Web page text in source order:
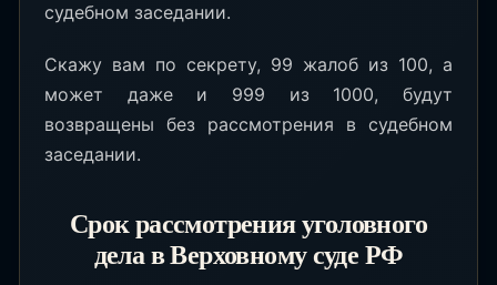
судебном заседании.
Скажу вам по секрету, 99 жалоб из 100, а
может даже и 999 из 1000, будут
возвращены без рассмотрения в судебном
заседании.
Срок рассмотрения уголовного
дела в Верховному суде РФ